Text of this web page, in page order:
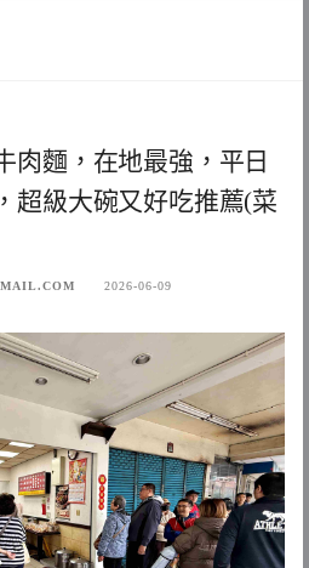
肉麵，在地最強，平日
超級大碗又好吃推薦(菜
2026-06-09